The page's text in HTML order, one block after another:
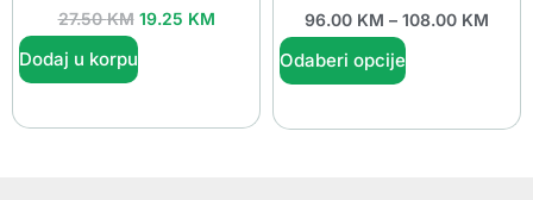
27.50KM 19.25 KM
Dodaj u korpu
96.00 KM – 108.00 KM
Odaberi opcije